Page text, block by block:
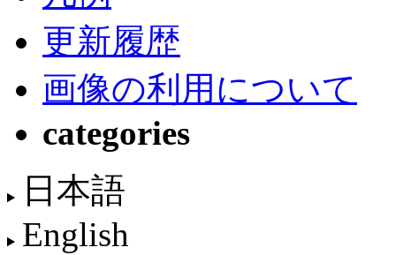
更新履歴
画像の利用について
categories
日本語
English